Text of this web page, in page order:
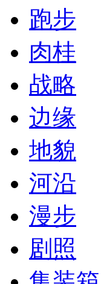
跑步
肉桂
战略
边缘
地貌
河沿
漫步
剧照